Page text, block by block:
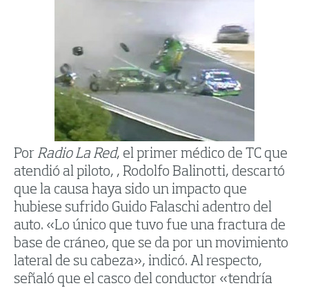
Por Radio La Red, el primer médico de TC que
atendió al piloto, , Rodolfo Balinotti, descartó
que la causa haya sido un impacto que
hubiese sufrido Guido Falaschi adentro del
auto. «Lo único que tuvo fue una fractura de
base de cráneo, que se da por un movimiento
lateral de su cabeza», indicó. Al respecto,
señaló que el casco del conductor «tendría